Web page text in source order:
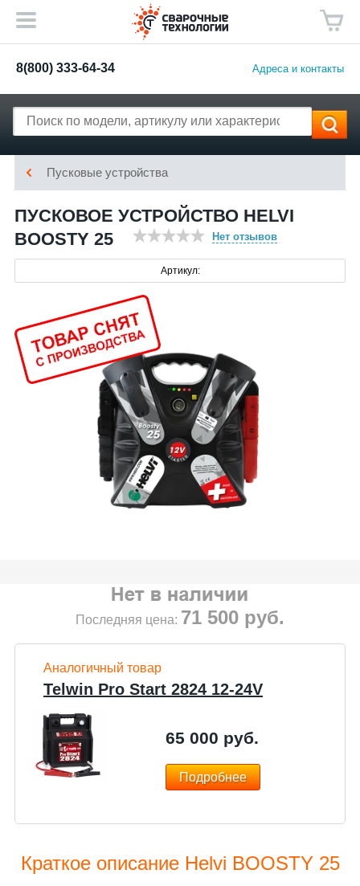
8(800) 333-64-34 Адреса и контакты
Пусковые устройства
ПУСКОВОЕ УСТРОЙСТВО HELVI
BOOSTY 25
Нет отзывов
Артикул:
Последняя цена: 71 500 руб.
Аналогичный товар
Telwin Pro Start 2824 12-24V
65 000 руб.
Подробнее
Краткое описание Helvi BOOSTY 25